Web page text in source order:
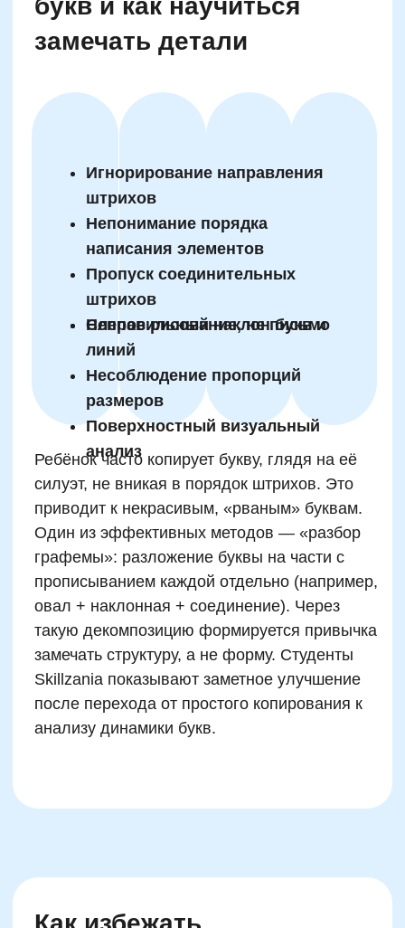
Недооценённая важность
подготовки руки к
письму: упражнения и
методики
элемент, как неправильную букву превратить
результат, формирует уверенность. Метод
снижает тревожность новых учеников.
Перед тем как ребёнок возьмёт ручку, кисть,
пальцы и плечо должны быть согреты. В
противном случае письмо будет
напряжённым, движения скованными, а
форма букв нестабильной. Простые
разминки — мягкие круговые движения,
«восьмёрки» в воздухе, перекатывание
мячика пальцами, растяжка запястий —
значительно повышают подвижность и
Методика «артикуляция + моторика»,
используемая в Skillzania, показывает:
соединение короткой устной разминки с
мануальными упражнениями (например,
повторение звуков с одновременной
прорисовкой ритма на бумаге) активирует
оба полушария и улучшает результат. Лучше
меньше, но регулярно: два круга разминки
перед каждым занятием в течение недели
снижают жалобы на утомление и улучшают
точность линий.
навыков